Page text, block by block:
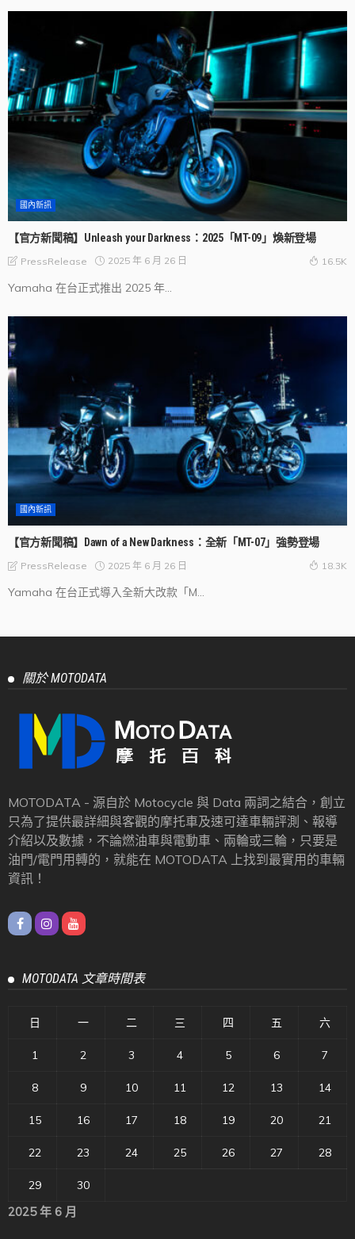
國內新訊
【官方新聞稿】Unleash your Darkness：2025「MT-09」煥新登場
PressRelease 2025 年 6 月 26 日 16.5K
Yamaha 在台正式推出 2025 年...
國內新訊
【官方新聞稿】Dawn of a New Darkness：全新「MT-07」強勢登場
PressRelease 2025 年 6 月 26 日 18.3K
Yamaha 在台正式導入全新大改款「M...
關於 MOTODATA
MOTODATA - 源自於 Motocycle 與 Data 兩詞之結合，創立
只為了提供最詳細與客觀的摩托車及速可達車輛評測、報導
介紹以及數據，不論燃油車與電動車、兩輪或三輪，只要是
油門/電門用轉的，就能在 MOTODATA 上找到最實用的車輛
資訊！
MOTODATA 文章時間表
2025 年 6 月
日 一 二 三 四 五 六
1 2 3 4 5 6 7
8 9 10 11 12 13 14
15 16 17 18 19 20 21
22 23 24 25 26 27 28
29 30